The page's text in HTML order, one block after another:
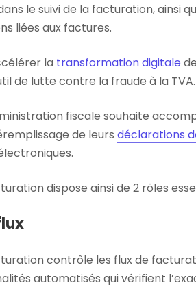
le suivi de la facturation, ainsi
liées aux factures.
la transformation digitale
de lutte contre la fraude à la TVA.
fiscale souhaite
de leurs déclarations
dispose ainsi de 2 rôles
contrôle les flux de
automatisés qui vérifient